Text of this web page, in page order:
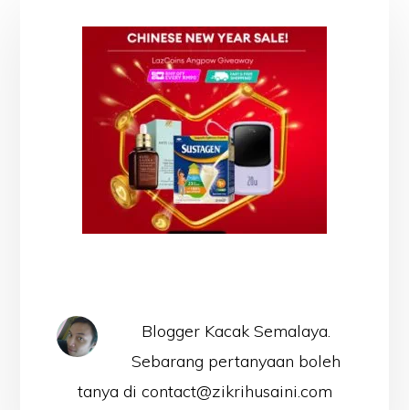
Blogger Kacak Semalaya.
Sebarang pertanyaan boleh
tanya di contact@zikrihusaini.com